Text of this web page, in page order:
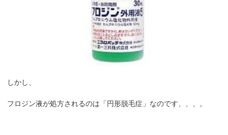
しかし、
フロジン液が処方されるのは「円形脱毛症」なのです、、、。